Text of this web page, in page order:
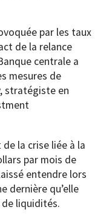
par les taux
de la relance
centrale a
mesures de
stratégiste en
la crise liée à la
par mois de
entendre lors
dernière qu’elle
liquidités.